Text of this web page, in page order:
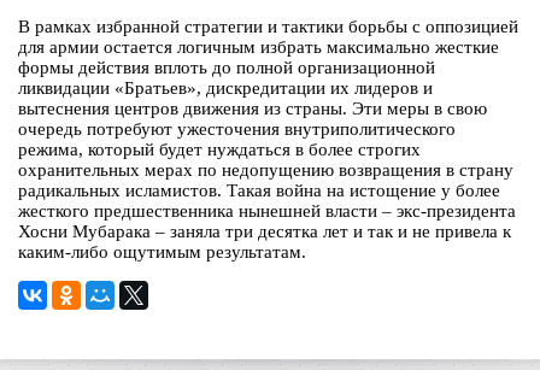
В рамках избранной стратегии и тактики борьбы с оппозицией
для армии остается логичным избрать максимально жесткие
формы действия вплоть до полной организационной
ликвидации «Братьев», дискредитации их лидеров и
вытеснения центров движения из страны. Эти меры в свою
очередь потребуют ужесточения внутриполитического
режима, который будет нуждаться в более строгих
охранительных мерах по недопущению возвращения в страну
радикальных исламистов. Такая война на истощение у более
жесткого предшественника нынешней власти – экс-президента
Хосни Мубарака – заняла три десятка лет и так и не привела к
каким-либо ощутимым результатам.